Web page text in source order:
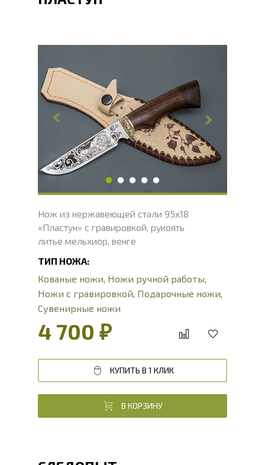
Общая длина, мм
Длина клинка, мм
115.7
Ширина клинка, мм
Толщина обуха, мм
Ширина рукояти, мм
25
Длина рукояти, мм
118.9
Толщина рукояти, мм
21.8
Твердость клинка, HRC
56 - 58 HRC
Нож из нержавеющей стали 95х18
«Пластун» с гравировкой, рукоять
литье мельхиор, венге
ТИП НОЖА:
Кованые ножи, Ножи ручной работы,
Ножи с гравировкой, Подарочные ножи,
Сувенирные ножи
4 700 ₽
КУПИТЬ В 1 КЛИК
В КОРЗИНУ